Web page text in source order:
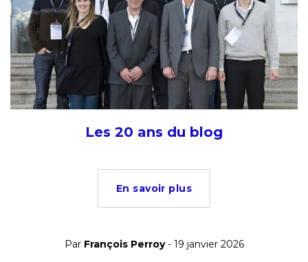
Les 20 ans du blog
En savoir plus
Par François Perroy- 19 janvier 2026